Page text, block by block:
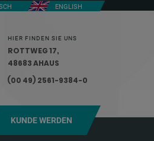
ENGLISH
HIER FINDEN SIE UNS
ROTTWEG 17,
48683 AHAUS
(00 49) 2561-9384-0
KUNDE WERDEN